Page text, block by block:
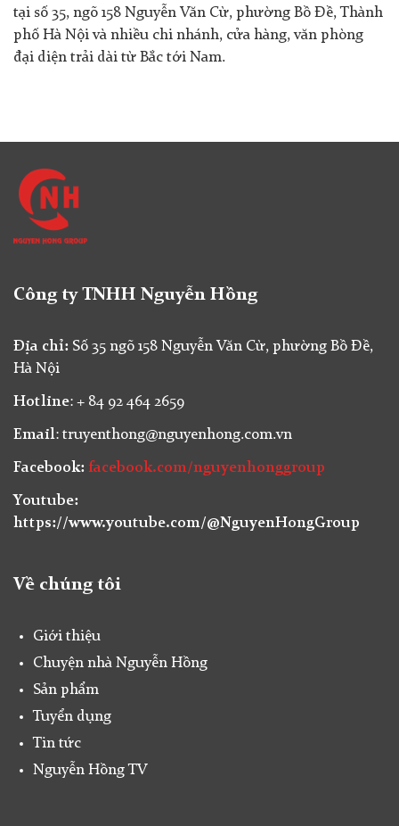
tại số 35, ngõ 158 Nguyễn Văn Cừ, phường Bồ Đề, Thành
phố Hà Nội và nhiều chi nhánh, cửa hàng, văn phòng
đại diện trải dài từ Bắc tới Nam.
Công ty TNHH Nguyễn Hồng
Địa chỉ: Số 35 ngõ 158 Nguyễn Văn Cừ, phường Bồ Đề,
Hà Nội
Hotline: + 84 92 464 2659
Email: truyenthong@nguyenhong.com.vn
Facebook: facebook.com/nguyenhonggroup
Youtube:
https://www.youtube.com/@NguyenHongGroup
Về chúng tôi
Giới thiệu
Chuyện nhà Nguyễn Hồng
Sản phẩm
Tuyển dụng
Tin tức
Nguyễn Hồng TV